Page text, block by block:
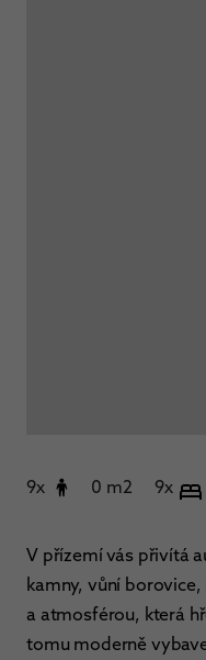
9x 0 m2 9x
V přízemí vás přivítá
kamny, vůní
a atmosférou, která
tomu moderně